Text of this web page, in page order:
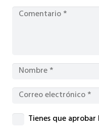
Tienes que